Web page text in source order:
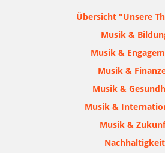
Übersicht "Unsere
Musik &
Musik &
Musik &
Musik &
Musik &
Musik &
Nachhaltigkeit